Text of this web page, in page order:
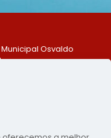
Municipal Osvaldo
553370-128
1569